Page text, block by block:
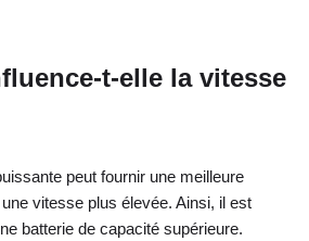
t-elle la vitesse
peut fournir une meilleure
vitesse plus élevée. Ainsi, il est
batterie de capacité supérieure.